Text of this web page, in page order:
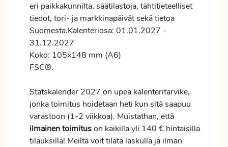
eri paikkakunnilta, säätilastoja, tähtitieteelliset
tiedot, tori- ja markkinapäivät sekä tietoa
Suomesta.Kalenteriosa: 01.01.2027 -
31.12.2027
Koko: 105x148 mm (A6)
FSC®.
Statskalender 2027 on upea kalenteritarvike,
jonkatoimitus hoidetaan heti kun sitä saapuu
varastoon (1-2 viikkoa). Muistathan, että
ilmainentoimituson kaikilla yli 140 € hintaisilla
tilauksilla! Meiltä voit tilata laskulla ja ilman